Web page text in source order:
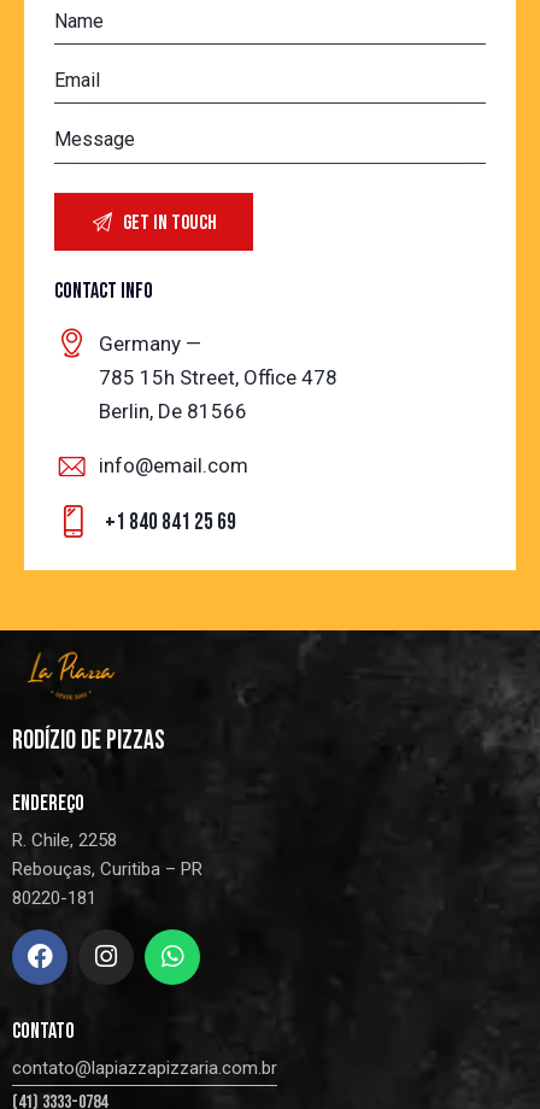
CONTACT INFO
Germany —
785 15h Street, Office 478
Berlin, De 81566
info@email.com
+1 840 841 25 69
RODÍZIO DE PIZZAS
ENDEREÇO
R. Chile, 2258
Rebouças, Curitiba – PR
80220-181
CONTATO
contato@lapiazzapizzaria.com.br
(41) 3333-0784